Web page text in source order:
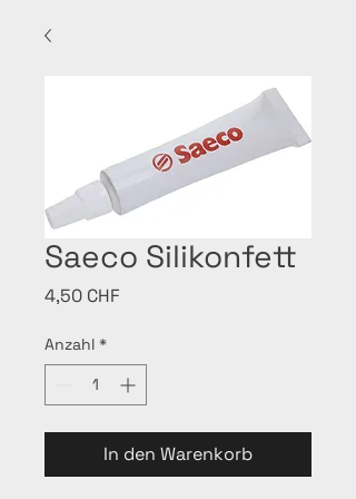
Saeco Silikonfett
4,50 CHF
Anzahl *
In den Warenkorb